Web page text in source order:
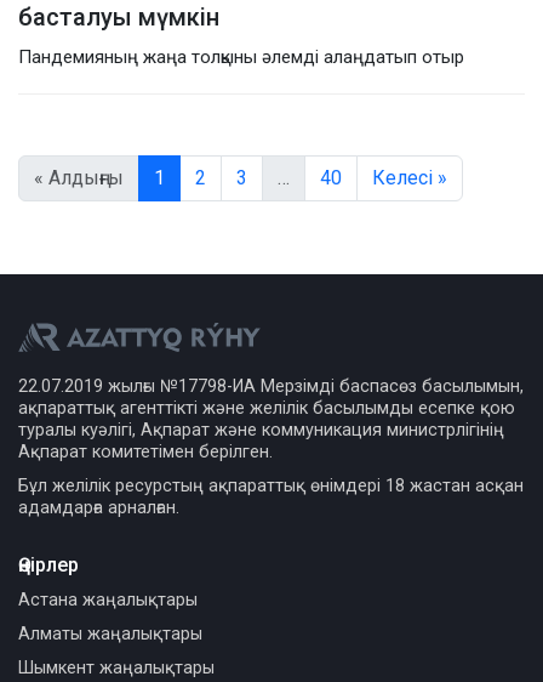
басталуы мүмкін
Пандемияның жаңа толқыны әлемді алаңдатып отыр
« Алдыңғы 1 2 3 40 Келесі »
22.07.2019 жылғы №17798-ИА Мерзімді баспасөз басылымын,
ақпараттық агенттікті және желілік басылымды есепке қою
туралы куәлігі, Ақпарат және коммуникация министрлігінің
Ақпарат комитетімен берілген.
Бұл желілік ресурстың ақпараттық өнімдері 18 жастан асқан
адамдарға арналған.
Өңірлер
Астана жаңалықтары
Алматы жаңалықтары
Шымкент жаңалықтары